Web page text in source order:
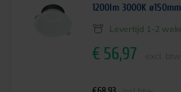
1200lm 3000K
Levertijd 1-2
€ 56,97